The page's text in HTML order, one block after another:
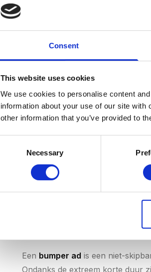
Consent
This website uses cookies
We use cookies to personalise content
information about your use of our site
other information that you’ve provided to
Necessary
Professionele videoproducties
Bitrate
Bitrateis de hoeveelheid data
Mbps (megabits per seconde) of
vooral bij snelle bewegingen.
verbinding.
Een bumper ad is een niet-
Ondanks de extreem korte duur